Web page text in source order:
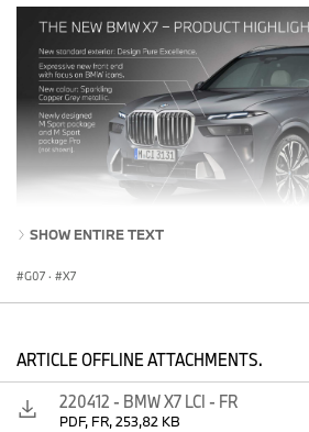
SHOW ENTIRE TEXT
G07 · X7
ARTICLE OFFLINE ATTACHMENTS.
220412 - BMW X7 LCI - FR
PDF, FR, 253,82 KB